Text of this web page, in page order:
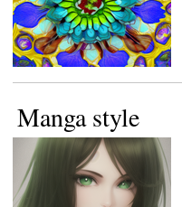
Manga style